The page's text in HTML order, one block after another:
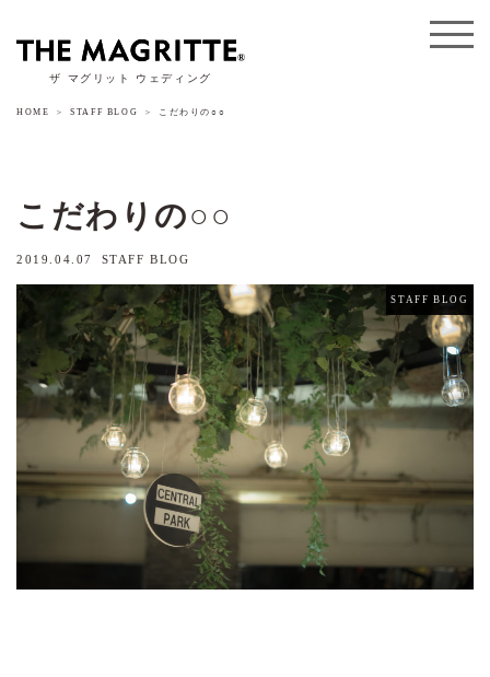
ザ マグリット ウェディング
HOME STAFF BLOG こだわりの○○
こだわりの○○
2019.04.07 STAFF BLOG
STAFF BLOG